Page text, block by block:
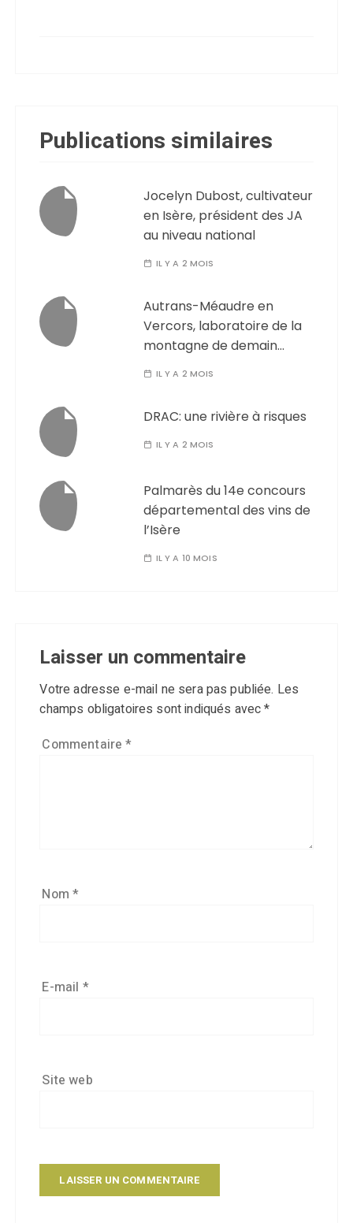
Publications similaires
Jocelyn Dubost, cultivateur
en Isère, président des JA
au niveau national
IL Y A 2 MOIS
Autrans-Méaudre en
Vercors, laboratoire de la
montagne de demain…
IL Y A 2 MOIS
DRAC: une rivière à risques
IL Y A 2 MOIS
Palmarès du 14e concours
départemental des vins de
l’Isère
IL Y A 10 MOIS
Laisser un commentaire
Votre adresse e-mail ne sera pas publiée. Les
champs obligatoires sont indiqués avec*
Commentaire*
Nom*
E-mail *
Site web